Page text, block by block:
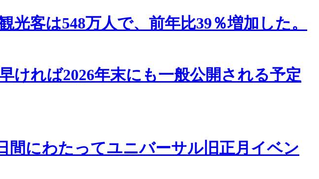
客は548万人で、前年比39％増加した。
ければ2026年末にも一般公開される予定
間にわたってユニバーサル旧正月イベン